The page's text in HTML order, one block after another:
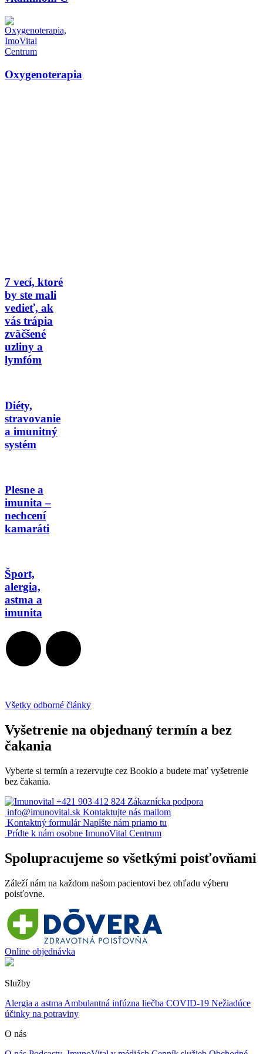
Oxygenoterapia
7 vecí, ktoré
by ste mali
vedieť, ak
vás trápia
zväčšené
uzliny a
lymfóm
Diéty,
stravovanie
a imunitný
systém
Plesne a
imunita –
nechcení
kamaráti
Šport,
alergia,
astma a
imunita
Všetky odborné články
Vyšetrenie na objednaný termín a bez
čakania
Vyberte si termín a rezervujte cez Bookio a budete mať vyšetrenie
bez čakania.
+421 903 412 824 Zákaznícka podpora
info@imunovital.sk Kontaktujte nás mailom
Kontaktný formulár Napíšte nám priamo tu
Prídte k nám osobne ImunoVital Centrum
Spolupracujeme so všetkými poisťovňami
Záleží nám na každom našom pacientovi bez ohľadu výberu
poisťovne.
Online objednávka
Služby
Alergia a astma Ambulantná infúzna liečba COVID-19 Nežiadúce
účinky na potraviny
O nás